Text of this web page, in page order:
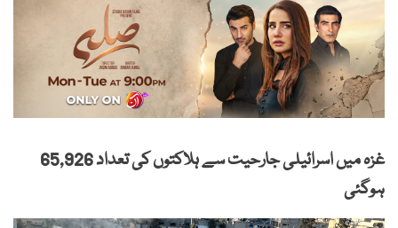
غزہ میں اسرائیلی جارحیت سے ہلاکتوں کی تعداد 65,926
ہوگئی